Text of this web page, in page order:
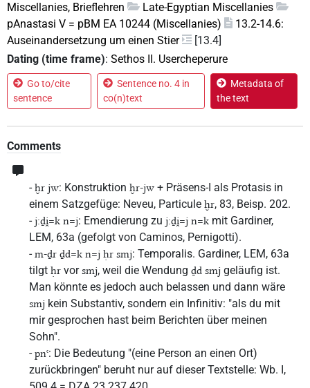
Miscellanies, Brieflehren
Late-Egyptian Miscellanies
pAnastasi V = pBM EA 10244 (Miscellanies)
13.2-14.6:
Auseinandersetzung um einen Stier
[13.4]
Dating (time frame): Sethos II. Usercheperure
Go to/cite
sentence
Sentence no. 4 in
co(n)text
Metadata of
the text
Comments
-ḫr jw: Konstruktion ḫr-jw + Präsens-I als Protasis in
einem Satzgefüge: Neveu, Particule ḫr, 83, Beisp. 202.
-j:ḏi̯=k n=j: Emendierung zu j:ḏi̯=j n=k mit Gardiner,
LEM, 63a (gefolgt von Caminos, Pernigotti).
-m-ḏr ḏd=k n=j ḥr smj: Temporalis. Gardiner, LEM, 63a
tilgt ḥr vorsmj, weil die Wendung ḏd smj geläufig ist.
Man könnte es jedoch auch belassen und dann wäre
smj kein Substantiv, sondern ein Infinitiv: "als du mit
mir gesprochen hast beim Berichten über meinen
Sohn".
-pnꜥ: Die Bedeutung "(eine Person an einen Ort)
zurückbringen" beruht nur auf dieser Textstelle: Wb. I,